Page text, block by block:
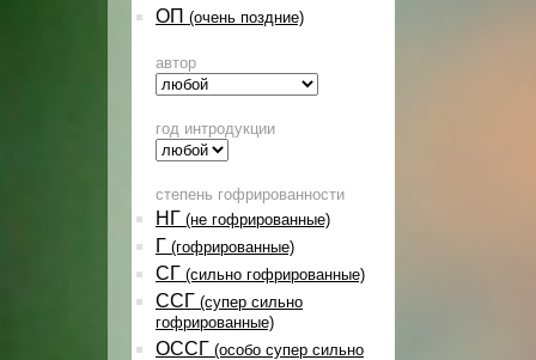
ОП (очень поздние)
автор
год интродукции
степень гофрированности
НГ (не гофрированные)
Г (гофрированные)
СГ (сильно гофрированные)
ССГ (супер сильно
гофрированные)
ОССГ (особо супер сильно